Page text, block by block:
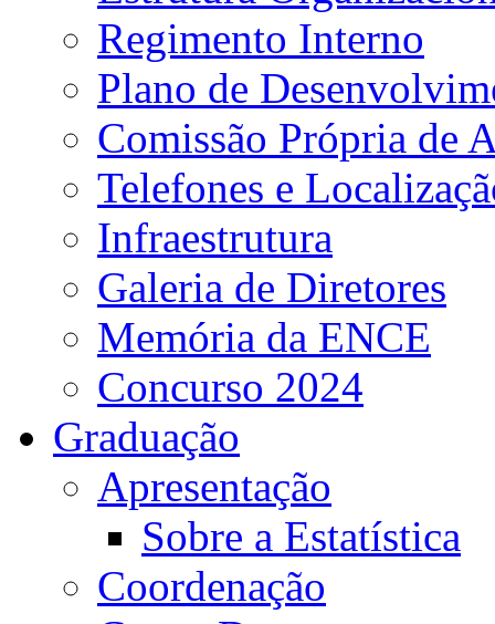
Regimento Interno
Plano de
Comissão Própria de
Telefones e
Infraestrutura
Galeria de Diretores
Memória da ENCE
Concurso 2024
Graduação
Apresentação
Sobre a Estatística
Coordenação